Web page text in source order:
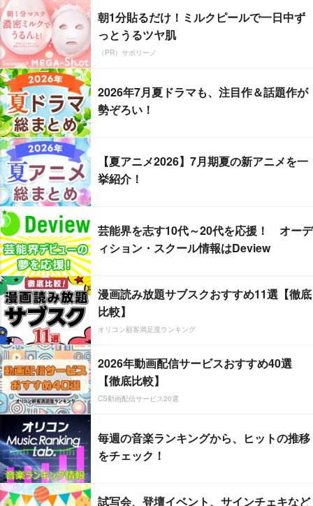
朝1分貼るだけ！ミルクピールで一日中ず
っとうるツヤ肌
（PR）サボリーノ
2026年7月夏ドラマも、注目作＆話題作が
勢ぞろい！
【夏アニメ2026】7月期夏の新アニメを一
挙紹介！
芸能界を志す10代～20代を応援！ オーデ
ィション・スクール情報はDeview
漫画読み放題サブスクおすすめ11選【徹底
比較】
オリコン顧客満足度ランキング
2026年動画配信サービスおすすめ40選
【徹底比較】
CS動画配信サービス20選
毎週の音楽ランキングから、ヒットの推移
をチェック！
試写会、登壇イベント、サインチェキなど